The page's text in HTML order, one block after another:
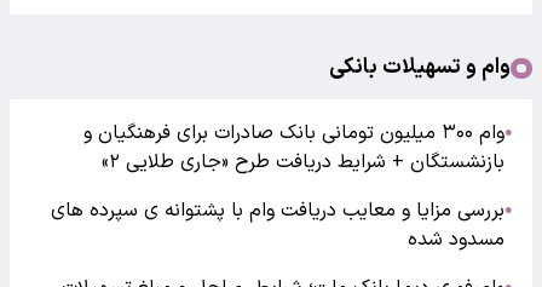
وام و تسهیلات بانکی
●
وام ۳۰۰ میلیون تومانی بانک صادرات برای فرهنگیان و
بازنشستگان + شرایط دریافت طرح «جاری طلایی ۲»
●بررسی مزایا و معایب دریافت وام با پشتوانه ی سپرده های
مسدود شده